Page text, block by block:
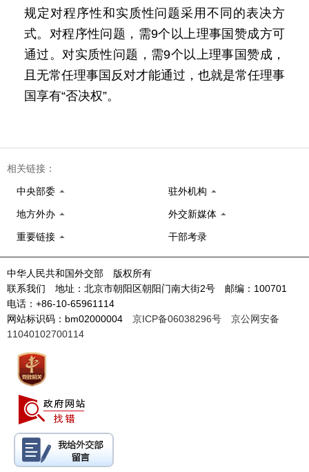
规定对程序性和实质性问题采用不同的表决方
式。对程序性问题，需9个以上理事国赞成方可
通过。对实质性问题，需9个以上理事国赞成，
且无常任理事国反对才能通过，也就是常任理事
国享有“否决权”。
相关链接：
中央部委 驻外机构
地方外办 外交新媒体
重要链接 干部考录
中华人民共和国外交部 版权所有
联系我们 地址：北京市朝阳区朝阳门南大街2号 邮编：100701
电话：+86-10-65961114
网站标识码：bm02000004 京ICP备06038296号
京公网安备
11040102700114